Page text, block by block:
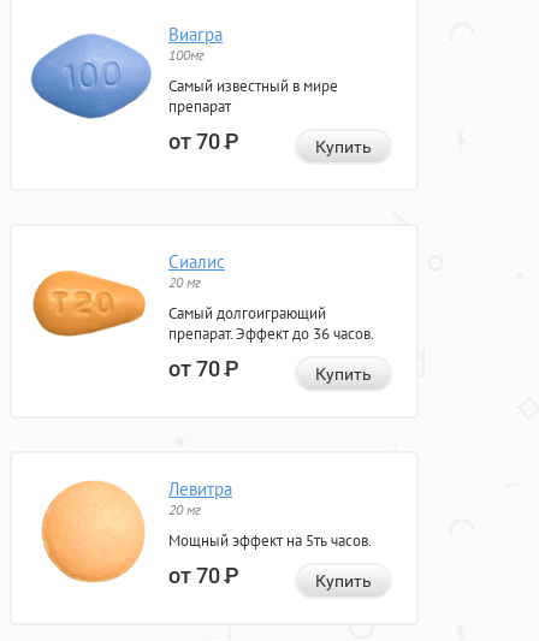
Виагра
100мг
Самый известный в мире
препарат
от 70Р Купить
Сиалис
20 мг
Самый долгоиграющий
препарат. Эффект до 36 часов.
от 70Р Купить
Левитра
20 мг
Мощный эффект на 5ть часов.
от 70Р Купить